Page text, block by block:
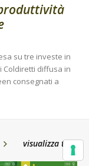
su tre investe in
Coldiretti diffusa in
consegnati a
visualizza tutti